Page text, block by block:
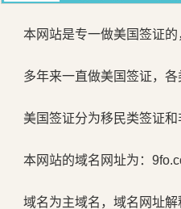
本网站是专一做美国签证的
多年来一直做美国签证，各
美国签证分为移民类签证和
本网站的域名网址为：
域名为主域名，域名网址解